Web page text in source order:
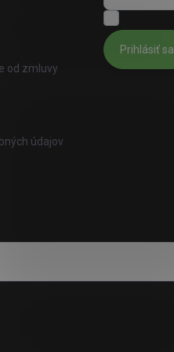
od zmluvy
údajov
Prihlásiť sa